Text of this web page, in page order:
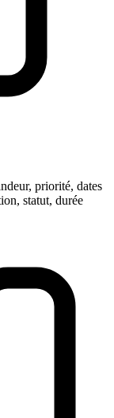
priorité, dates
statut, durée